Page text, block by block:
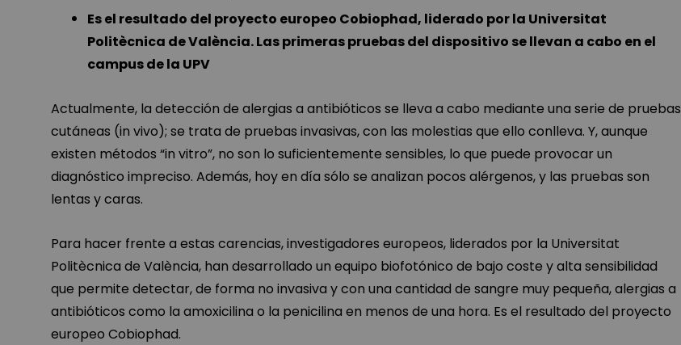
Es el resultado del proyecto europeo Cobiophad, liderado por la Universitat
Politècnica de València. Las primeras pruebas del dispositivo se llevan a cabo en el
campus de la UPV
Actualmente, la detección de alergias a antibióticos se lleva a cabo mediante una serie de pruebas
cutáneas (in vivo); se trata de pruebas invasivas, con las molestias que ello conlleva. Y, aunque
existen métodos “in vitro”, no son lo suficientemente sensibles, lo que puede provocar un
diagnóstico impreciso. Además, hoy en día sólo se analizan pocos alérgenos, y las pruebas son
lentas y caras.
Para hacer frente a estas carencias, investigadores europeos, liderados por la Universitat
Politècnica de València, han desarrollado un equipo biofotónico de bajo coste y alta sensibilidad
que permite detectar, de forma no invasiva y con una cantidad de sangre muy pequeña, alergias a
antibióticos como la amoxicilina o la penicilina en menos de una hora. Es el resultado del proyecto
europeo Cobiophad.